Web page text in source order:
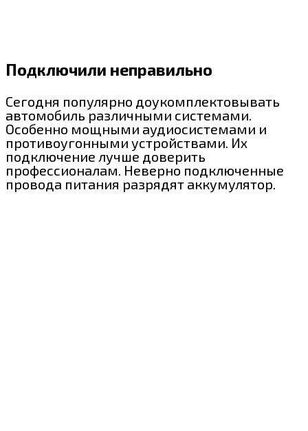
Подключили неправильно
Сегодня популярно доукомплектовывать
автомобиль различными системами.
Особенно мощными аудиосистемами и
противоугонными устройствами. Их
подключение лучше доверить
профессионалам. Неверно подключенные
провода питания разрядят аккумулятор.